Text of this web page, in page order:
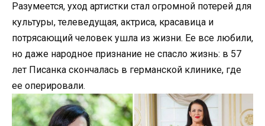
Разумеется, уход артистки стал огромной потерей для
культуры, телеведущая, актриса, красавица и
потрясающий человек ушла из жизни. Ее все любили,
но даже народное признание не спасло жизнь: в 57
лет Писанка скончалась в германской клинике, где
ее оперировали.